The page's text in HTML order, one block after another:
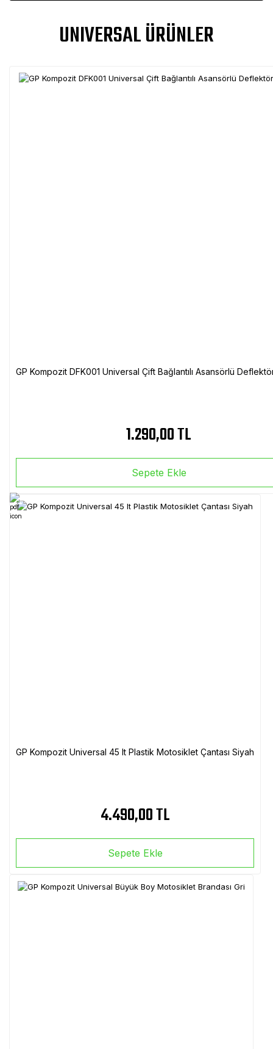
UNIVERSAL ÜRÜNLER
GP Kompozit DFK001 Universal Çift Bağlantılı Asansörlü
1.290,00 TL
Sepete Ekle
GP Kompozit Universal 45 lt Plastik Motosiklet Çantası Siyah
4.490,00 TL
Sepete Ekle